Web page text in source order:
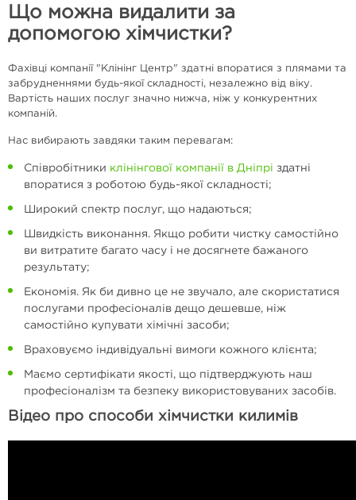
Що можна видалити за
допомогою хімчистки?
Фахівці компанії "Клінінг Центр" здатні впоратися з плямами та
забрудненнями будь-якої складності, незалежно від віку.
Вартість наших послуг значно нижча, ніж у конкурентних
компаній.
Нас вибирають завдяки таким перевагам:
Співробітники клінінгової компанії в Дніпрі здатні
впоратися з роботою будь-якої складності;
Широкий спектр послуг, що надаються;
Швидкість виконання. Якщо робити чистку самостійно
ви витратите багато часу і не досягнете бажаного
результату;
Економія. Як би дивно це не звучало, але скористатися
послугами професіоналів дещо дешевше, ніж
самостійно купувати хімічні засоби;
Враховуємо індивідуальні вимоги кожного клієнта;
Маємо сертифікати якості, що підтверджують наш
професіоналізм та безпеку використовуваних засобів.
Відео про способи хімчистки килимів